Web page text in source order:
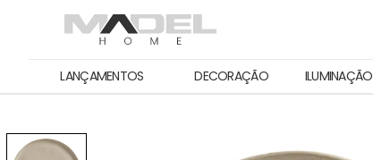
LANÇAMENTOS DECORAÇÃO ILUMINAÇÃO